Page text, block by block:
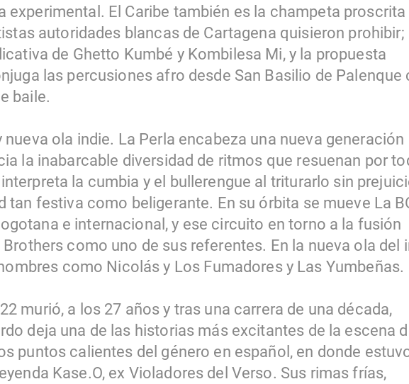
experimental. El Caribe también es la champeta proscrita
autoridades blancas de Cartagena quisieron prohibir;
de Ghetto Kumbé y Kombilesa Mi, y la propuesta
las percusiones afro desde San Basilio de Palenque
baile.
ola indie. La Perla encabeza una nueva generación
la inabarcable diversidad de ritmos que resuenan por
la cumbia y el bullerengue al triturarlo sin
tan festiva como beligerante. En su órbita se mueve La
e internacional, y ese circuito en torno a la fusión
como uno de sus referentes. En la nueva ola del
como Nicolás y Los Fumadores y Las Yumbeñas.
murió, a los 27 años y tras una carrera de una década,
deja una de las historias más excitantes de la escena
puntos calientes del género en español, en donde
Kase.O, ex Violadores del Verso. Sus rimas frías,